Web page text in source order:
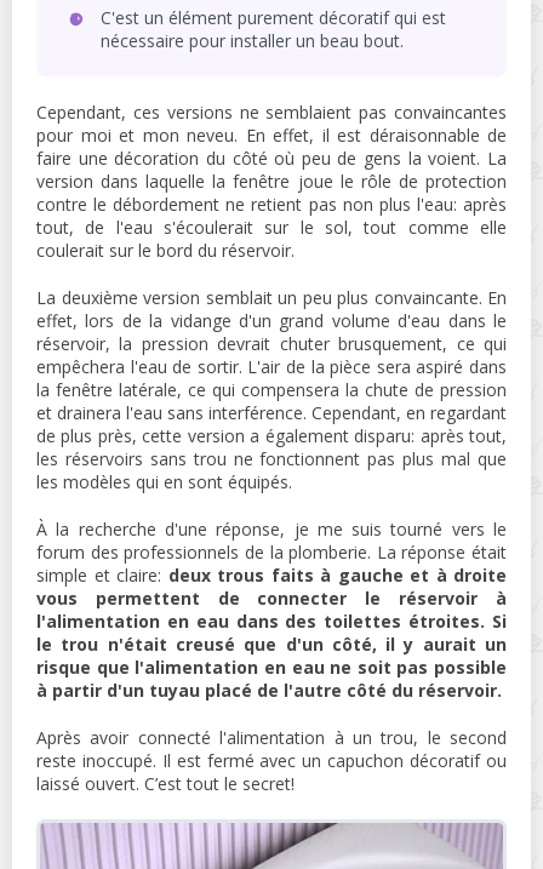
C'est un élément purement décoratif qui est
nécessaire pour installer un beau bout.
Cependant, ces versions ne semblaient pas convaincantes
pour moi et mon neveu. En effet, il est déraisonnable de
faire une décoration du côté où peu de gens la voient. La
version dans laquelle la fenêtre joue le rôle de protection
contre le débordement ne retient pas non plus l'eau: après
tout, de l'eau s'écoulerait sur le sol, tout comme elle
coulerait sur le bord du réservoir.
La deuxième version semblait un peu plus convaincante. En
effet, lors de la vidange d'un grand volume d'eau dans le
réservoir, la pression devrait chuter brusquement, ce qui
empêchera l'eau de sortir. L'air de la pièce sera aspiré dans
la fenêtre latérale, ce qui compensera la chute de pression
et drainera l'eau sans interférence. Cependant, en regardant
de plus près, cette version a également disparu: après tout,
les réservoirs sans trou ne fonctionnent pas plus mal que
les modèles qui en sont équipés.
À la recherche d'une réponse, je me suis tourné vers le
forum des professionnels de la plomberie. La réponse était
simple et claire: deux trous faits à gauche et à droite
vous permettent de connecter le réservoir à
l'alimentation en eau dans des toilettes étroites. Si
le trou n'était creusé que d'un côté, il y aurait un
risque que l'alimentation en eau ne soit pas possible
à partir d'un tuyau placé de l'autre côté du réservoir.
Après avoir connecté l'alimentation à un trou, le second
reste inoccupé. Il est fermé avec un capuchon décoratif ou
laissé ouvert. C’est tout le secret!